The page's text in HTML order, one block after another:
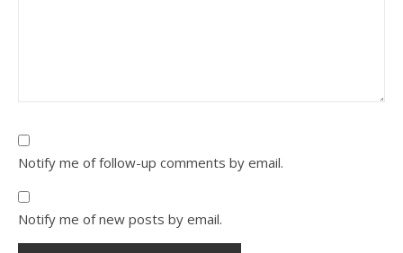
Notify me of follow-up comments by email.
Notify me of new posts by email.